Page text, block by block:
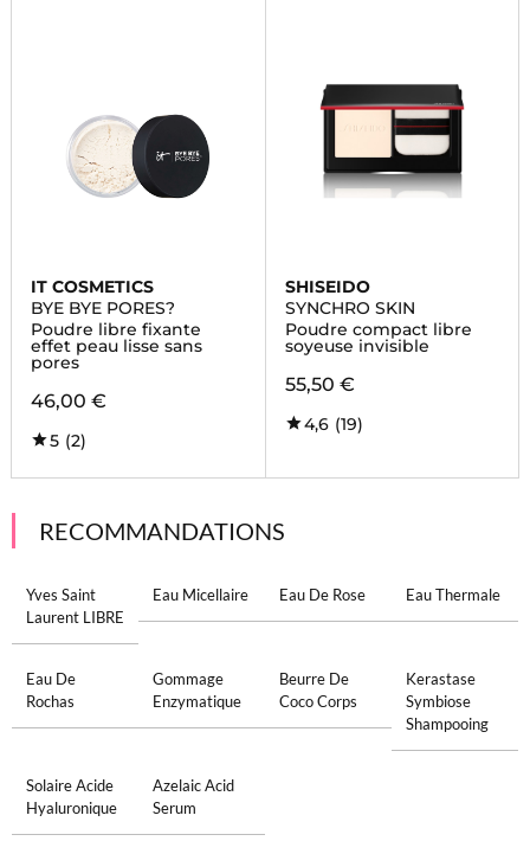
IT COSMETICS
BYE BYE PORES?
Poudre libre fixante
effet peau lisse sans
pores
46,00 €
5 (2)
SHISEIDO
SYNCHRO SKIN
Poudre compact libre
soyeuse invisible
55,50 €
4,6 (19)
RECOMMANDATIONS
Yves Saint
Laurent LIBRE
Eau Micellaire Eau De Rose Eau Thermale
Eau De
Rochas
Gommage
Enzymatique
Beurre De
Coco Corps
Kerastase
Symbiose
Shampooing
Solaire Acide
Hyaluronique
Azelaic Acid
Serum